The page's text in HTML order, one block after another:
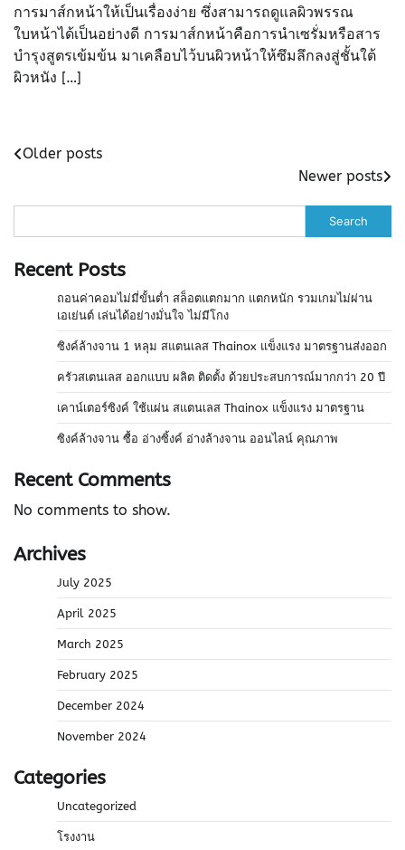
การมาส์กหน้าให้เป็นเรื่องง่าย ซึ่งสามารถดูแลผิวพรรณ
ใบหน้าได้เป็นอย่างดี การมาส์กหน้าคือการนำเซรั่มหรือสาร
บำรุงสูตรเข้มข้น มาเคลือบไว้บนผิวหน้าให้ซึมลึกลงสู่ชั้นใต้
ผิวหนัง […]
Posts
Older posts
Newer posts
Search
Recent Posts
ถอนค่าคอมไม่มี่ขั้นต่ำ สล็อตแตกมาก แตกหนัก รวมเกมไม่ผ่าน
เอเย่นต์ เล่นได้อย่างมั่นใจ ไม่มีโกง
ซิงค์ล้างจาน 1 หลุม สแตนเลส Thainox แข็งแรง มาตรฐานส่งออก
ครัวสเตนเลส ออกแบบ ผลิต ติดตั้ง ด้วยประสบการณ์มากกว่า 20 ปี
เคาน์เตอร์ซิงค์ ใช้แผ่น สแตนเลส Thainox แข็งแรง มาตรฐาน
ซิงค์ล้างจาน ซื้อ อ่างซิ้งค์ อ่างล้างจาน ออนไลน์ คุณภาพ
Recent Comments
No comments to show.
Archives
July 2025
April 2025
March 2025
February 2025
December 2024
November 2024
Categories
Uncategorized
โรงงาน